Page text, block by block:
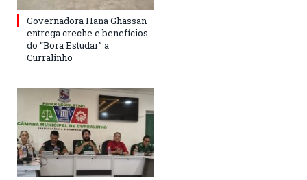
Governadora Hana Ghassan
entrega creche e benefícios
do “Bora Estudar” a
Curralinho